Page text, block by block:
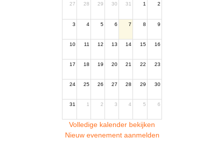
27
28 29 30 31 1 2
3 4 5 6 7 8 9
10 11 12 13 14 15 16
17 18 19 20 21 22 23
24 25 26 27 28 29 30
31 1 2 3 4 5 6
Volledige kalender bekijken
Nieuw evenement aanmelden